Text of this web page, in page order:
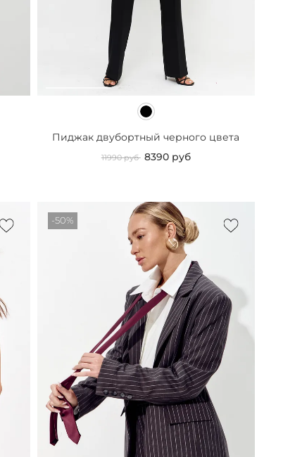
Пиджак двубортный черного цвета
11990 руб 8390 руб
-50%